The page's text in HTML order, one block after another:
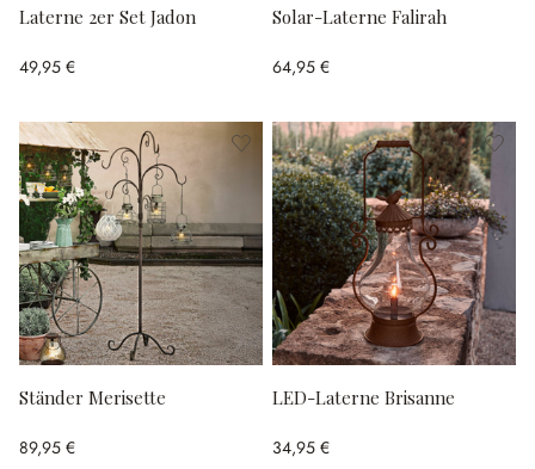
Laterne 2er Set Jadon
49,95 €
Solar-Laterne Falirah
64,95 €
Ständer Merisette
89,95 €
LED-Laterne Brisanne
34,95 €